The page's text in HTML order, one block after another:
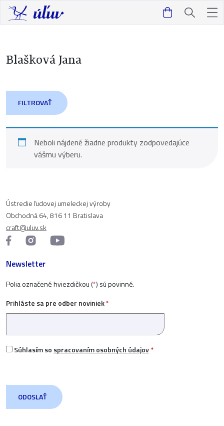
Blašková Jana
FILTROVAŤ
Neboli nájdené žiadne produkty zodpovedajúce
vášmu výberu.
Ústredie ľudovej umeleckej výroby
Obchodná 64, 816 11 Bratislava
craft@uluv.sk
Newsletter
Polia označené hviezdičkou (*) sú povinné.
Prihláste sa pre odber noviniek*
Súhlasím so spracovaním osobných údajov*